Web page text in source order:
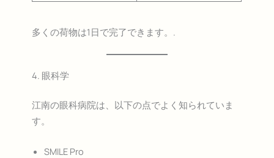
多くの荷物は1日で完了できます。.
4. 眼科学
江南の眼科病院は、以下の点でよく知られていま
す。
SMILE Pro